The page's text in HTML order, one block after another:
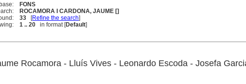
FONS
ROCAMORA I CARDONA, JAUME []
33 [Refine the search]
1 .. 20 in format [Default]
Rocamora - Lluís Vives - Leonardo Escoda - Josefa